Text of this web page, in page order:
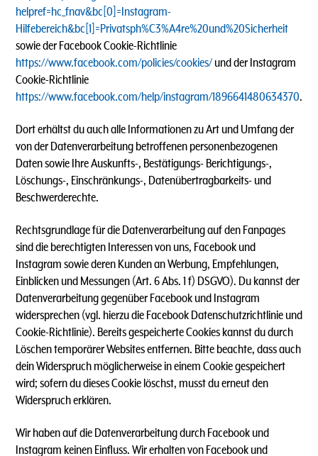
helpref=hc_fnav&bc[0]=Instagram-
Hilfebereich&bc[1]=Privatsph%C3%A4re%20und%20Sicherheit
sowie der Facebook Cookie-Richtlinie
https://www.facebook.com/policies/cookies/ und der Instagram
Cookie-Richtlinie
https://www.facebook.com/help/instagram/1896641480634370.
Dort erhältst du auch alle Informationen zu Art und Umfang der
von der Datenverarbeitung betroffenen personenbezogenen
Daten sowie Ihre Auskunfts-, Bestätigungs- Berichtigungs-,
Löschungs-, Einschränkungs-, Datenübertragbarkeits- und
Beschwerderechte.
Rechtsgrundlage für die Datenverarbeitung auf den Fanpages
sind die berechtigten Interessen von uns, Facebook und
Instagram sowie deren Kunden an Werbung, Empfehlungen,
Einblicken und Messungen (Art. 6 Abs. 1 f) DSGVO). Du kannst der
Datenverarbeitung gegenüber Facebook und Instagram
widersprechen (vgl. hierzu die Facebook Datenschutzrichtlinie und
Cookie-Richtlinie). Bereits gespeicherte Cookies kannst du durch
Löschen temporärer Websites entfernen. Bitte beachte, dass auch
dein Widerspruch möglicherweise in einem Cookie gespeichert
wird; sofern du dieses Cookie löschst, musst du erneut den
Widerspruch erklären.
Wir haben auf die Datenverarbeitung durch Facebook und
Instagram keinen Einfluss. Wir erhalten von Facebook und